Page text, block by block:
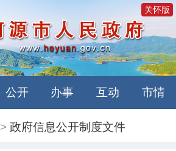
关怀版
公开 办事 互动 市情
>政府信息公开制度文件